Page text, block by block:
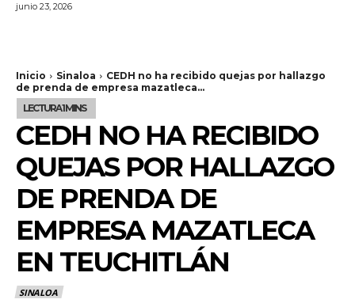
junio 23, 2026